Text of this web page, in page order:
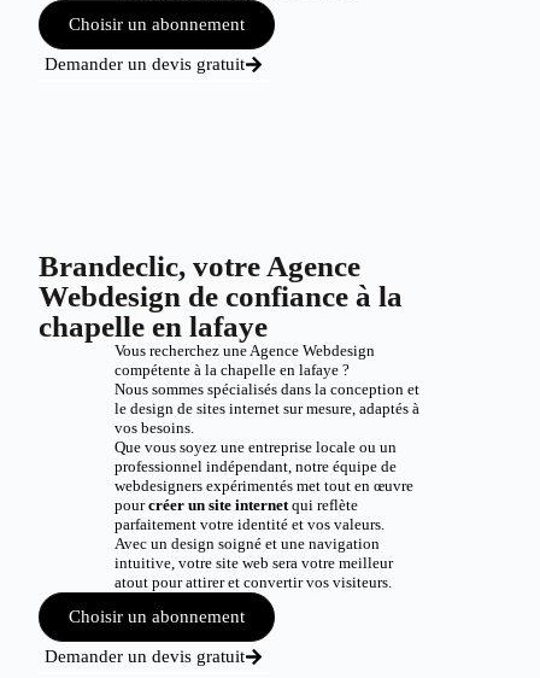
Choisir un abonnement
Demander un devis gratuit
Brandeclic, votre Agence
Webdesign de confiance à la
chapelle en lafaye
Vous recherchez une Agence Webdesign
compétente à la chapelle en lafaye ?
Nous sommes spécialisés dans la conception et
le design de sites internet sur mesure, adaptés à
vos besoins.
Que vous soyez une entreprise locale ou un
professionnel indépendant, notre équipe de
webdesigners expérimentés met tout en œuvre
pourcréer un site internetqui reflète
parfaitement votre identité et vos valeurs.
Avec un design soigné et une navigation
intuitive, votre site web sera votre meilleur
atout pour attirer et convertir vos visiteurs.
Choisir un abonnement
Demander un devis gratuit